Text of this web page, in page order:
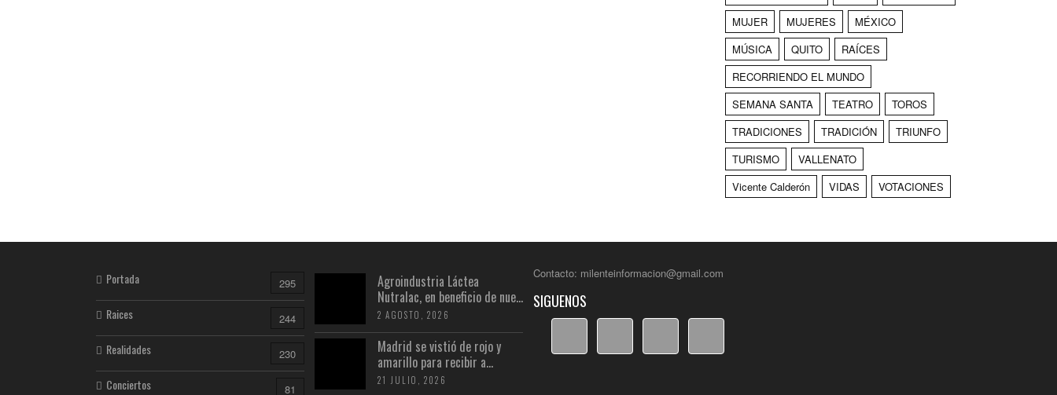
MUJER
MUJERES
MÉXICO
MÚSICA
QUITO
RAÍCES
RECORRIENDO EL MUNDO
SEMANA SANTA
TEATRO
TOROS
TRADICIONES
TRADICIÓN
TRIUNFO
TURISMO
VALLENATO
Vicente Calderón
VIDAS VOTACIONES
Portada 295
Raices 244
Realidades 230
Conciertos 81
Agroindustria Láctea
Nutralac, en beneficio de nue...
2 AGOSTO, 2026
Madrid se vistió de rojo y
amarillo para recibir a...
21 JULIO, 2026
Contacto: milenteinformacion@gmail.com
SIGUENOS